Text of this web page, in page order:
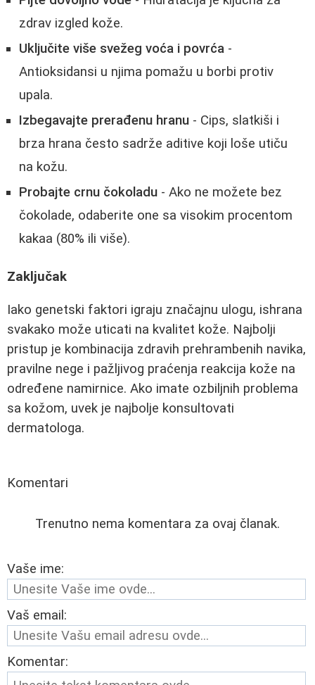
zdrav izgled kože.
Uključite više svežeg voća i povrća -
Antioksidansi u njima pomažu u borbi protiv
upala.
Izbegavajte prerađenu hranu - Cips, slatkiši i
brza hrana često sadrže aditive koji loše utiču
na kožu.
Probajte crnu čokoladu - Ako ne možete bez
čokolade, odaberite one sa visokim procentom
kakaa (80% ili više).
Zaključak
Iako genetski faktori igraju značajnu ulogu, ishrana
svakako može uticati na kvalitet kože. Najbolji
pristup je kombinacija zdravih prehrambenih navika,
pravilne nege i pažljivog praćenja reakcija kože na
određene namirnice. Ako imate ozbiljnih problema
sa kožom, uvek je najbolje konsultovati
dermatologa.
Komentari
Trenutno nema komentara za ovaj članak.
Vaše ime:
Vaš email:
Komentar: